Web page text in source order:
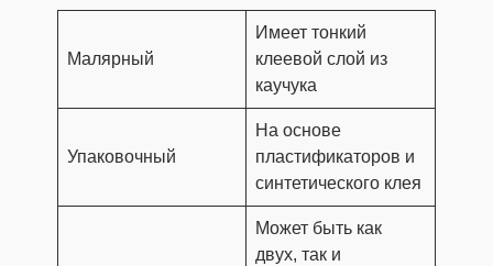
Малярный
Имеет тонкий
клеевой слой из
каучука
Упаковочный
На основе
пластификаторов и
синтетического клея
Может быть как
двух, так и